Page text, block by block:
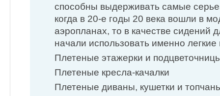
способны выдерживать самые
когда в 20-е годы 20 века вошли в
аэропланах, то в качестве сидений
начали использовать именно
Плетеные этажерки и
Плетеные кресла-качалки
Плетеные диваны, кушетки и